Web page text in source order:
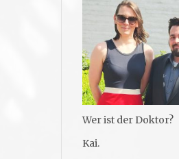
Wer ist der Doktor?
Kai.